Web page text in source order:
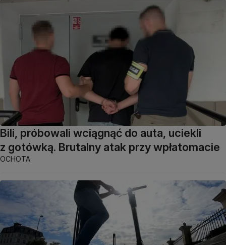
Bili, próbowali wciągnąć do auta, uciekli
z gotówką. Brutalny atak przy wpłatomacie
OCHOTA